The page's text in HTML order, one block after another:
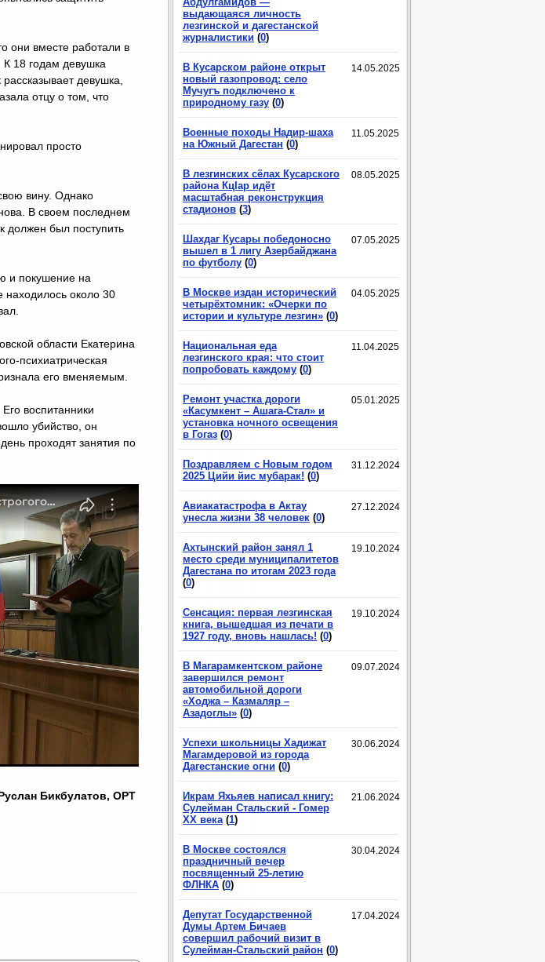
выдающаяся личность
лезгинской и дагестанской
журналистики (0)
14.05.2025
В Кусарском районе открыт
новый газопровод: село
Мучугъ подключено к
природному газу (0)
11.05.2025
Военные походы Надир-шаха
на Южный Дагестан (0)
08.05.2025
В лезгинских сёлах Кусарского
района КцIар идёт
масштабная реконструкция
стадионов (3)
07.05.2025
Шахдаг Кусары победоносно
вышел в 1 лигу Азербайджана
по футболу (0)
04.05.2025
В Москве издан исторический
четырёхтомник: «Очерки по
истории и культуре лезгин» (0)
11.04.2025
Национальная еда
лезгинского края: что стоит
попробовать каждому (0)
05.01.2025
Ремонт участка дороги
«Касумкент – Ашага-Стал» и
установка ночного освещения
в Гогаз (0)
31.12.2024
Поздравляем с Новым годом
2025 Цийи йис мубарак! (0)
27.12.2024
Авиакатастрофа в Актау
унесла жизни 38 человек (0)
19.10.2024
Ахтынский район занял 1
место среди муниципалитетов
Дагестана по итогам 2023 года
(0)
19.10.2024
Сенсация: первая лезгинская
книга, вышедшая из печати в
1927 году, вновь нашлась! (0)
09.07.2024
В Магарамкентском районе
завершился ремонт
автомобильной дороги
«Ходжа – Казмаляр –
Азадоглы» (0)
30.06.2024
Успехи школьницы Хадижат
Магамдеровой из города
Дагестанские огни (0)
21.06.2024
Икрам Яхьяев написал книгу:
Сулейман Стальский - Гомер
XX века (1)
30.04.2024
В Москве состоялся
праздничный вечер
посвященный 25-летию
ФЛНКА (0)
17.04.2024
Депутат Государственной
Думы Артем Бичаев
совершил рабочий визит в
Сулейман-Стальский район (0)
они вместе работали в
К 18 годам девушка
девушка,
отцу о том, что
просто
вину. Однако
В своем последнем
должен был поступить
и покушение на
около 30
области Екатерина
психиатрическая
его вменяемым.
воспитанники
убийство, он
проходят занятия по
Бикбулатов, ОРТ